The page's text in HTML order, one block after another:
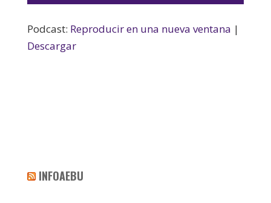
Podcast: Reproducir en una nueva ventana |
Descargar
INFOAEBU